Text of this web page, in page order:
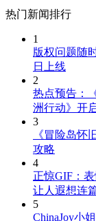
热门新闻排行
1
版权问题随
日上线
2
热点预告：
洲行动》开
3
《冒险岛怀
攻略
4
正惊GIF：
让人遐想连
5
ChinaJoy小